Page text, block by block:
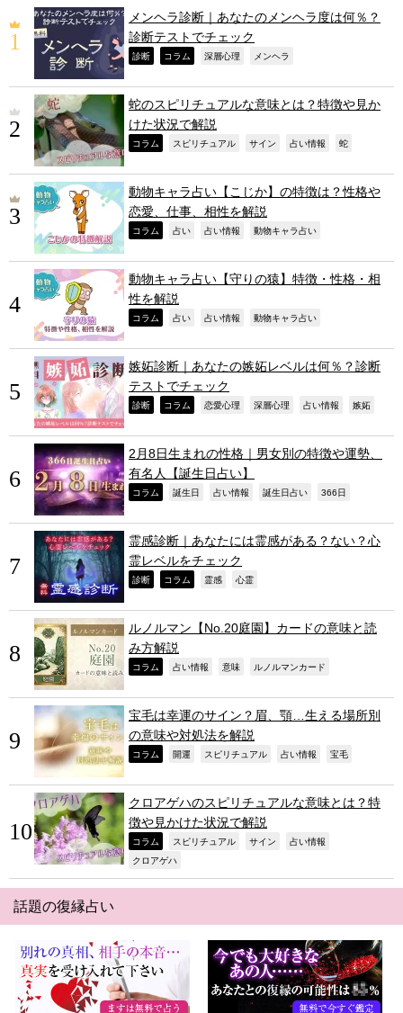
メンヘラ診断｜あなたのメンヘラ度は何％？
診断テストでチェック
診断 コラム 深層心理 メンヘラ
蛇のスピリチュアルな意味とは？特徴や見か
けた状況で解説
コラム スピリチュアル サイン 占い情報 蛇
動物キャラ占い【こじか】の特徴は？性格や
恋愛、仕事、相性を解説
コラム 占い 占い情報 動物キャラ占い
動物キャラ占い【守りの猿】特徴・性格・相
性を解説
コラム 占い 占い情報 動物キャラ占い
嫉妬診断｜あなたの嫉妬レベルは何％？診断
テストでチェック
診断 コラム 恋愛心理 深層心理 占い情報 嫉妬
2月8日生まれの性格｜男女別の特徴や運勢、
有名人【誕生日占い】
コラム 誕生日 占い情報 誕生日占い 366日
霊感診断｜あなたには霊感がある？ない？心
霊レベルをチェック
診断 コラム 霊感 心霊
ルノルマン【No.20庭園】カードの意味と読
み方解説
コラム 占い情報 意味 ルノルマンカード
宝毛は幸運のサイン？眉、顎…生える場所別
の意味や対処法を解説
コラム 開運 スピリチュアル 占い情報 宝毛
クロアゲハのスピリチュアルな意味とは？特
徴や見かけた状況で解説
コラム スピリチュアル サイン 占い情報
クロアゲハ
話題の復縁占い